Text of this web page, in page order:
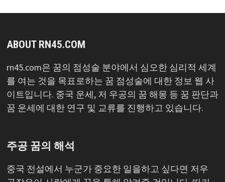
ABOUT RN45.COM
rn45.com은 꿈의 점성술 분야에서 심오한 심리적 세계
를 여는 것을 목표로하는 꿈 점성술에 대한 정보 웹 사
이트입니다. 중국 운세, 저 우공의 꿈 해몽 등 꿈 판단과
꿈 운세에 대한 연구 및 교류를 진행하고 있습니다.
주공 꿈의 해석
중국 전설에서 누군가 중요한 일을하고 싶다면 저우